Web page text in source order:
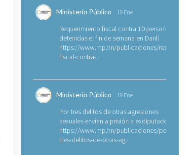
Ministerio Público 19 Ene
Requerimiento fiscal contra 10 personas
detenidas el fin de semana en Danlí
https://www.mp.hn/publicaciones/
fiscal-contra-...
Ministerio Público 19 Ene
Por tres delitos de otras agresiones
sexuales envían a prisión a exdiputado
https://www.mp.hn/publicaciones/por-
tres-delitos-de-otras-ag...